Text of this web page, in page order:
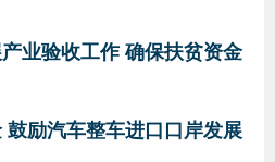
业验收工作 确保扶贫资金
励汽车整车进口口岸发展